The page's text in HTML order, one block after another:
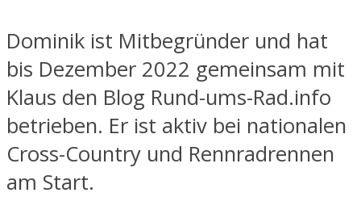
Dominik ist Mitbegründer und hat
bis Dezember 2022 gemeinsam mit
Klaus den Blog Rund-ums-Rad.info
betrieben. Er ist aktiv bei nationalen
Cross-Country und Rennradrennen
am Start.